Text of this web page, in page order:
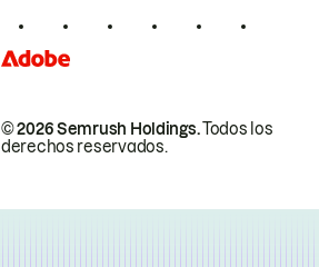
© 2026 Semrush Holdings.Todos los
derechos reservados.